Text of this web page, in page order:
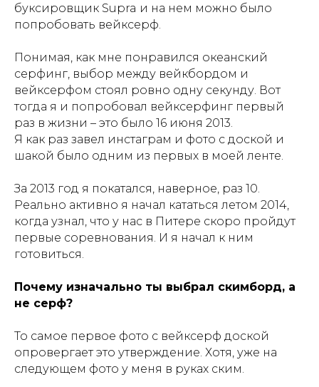
буксировщик Supra и на нем можно было
попробовать вейксерф.
Понимая, как мне понравился океанский
серфинг, выбор между вейкбордом и
вейксерфом стоял ровно одну секунду. Вот
тогда я и попробовал вейксерфинг первый
раз в жизни – это было 16 июня 2013.
Я как раз завел инстаграм и фото с доской и
шакой было одним из первых в моей ленте.
За 2013 год я покатался, наверное, раз 10.
Реально активно я начал кататься летом 2014,
когда узнал, что у нас в Питере скоро пройдут
первые соревнования. И я начал к ним
готовиться.
Почему изначально ты выбрал скимборд, а
не серф?
То самое первое фото с вейксерф доской
опровергает это утверждение. Хотя, уже на
следующем фото у меня в руках ским.